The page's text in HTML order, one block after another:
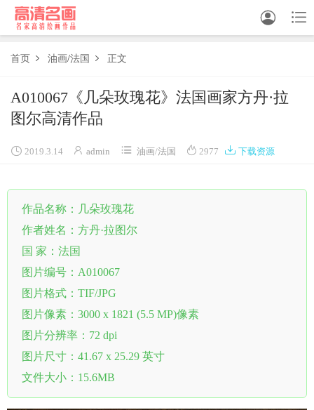


中国画
油画
白描
书法
精选
中国画家
西方画家
首页  油画/法国  正文
A010067《几朵玫瑰花》法国画家方丹·拉
图尔高清作品
 2019.3.14  admin  油画/法国  2977  下载资源
作品名称：几朵玫瑰花
作者姓名：方丹·拉图尔
国 家：法国
图片编号：A010067
图片格式：TIF/JPG
图片像素：3000 x 1821 (5.5 MP)像素
图片分辨率：72 dpi
图片尺寸：41.67 x 25.29 英寸
文件大小：15.6MB